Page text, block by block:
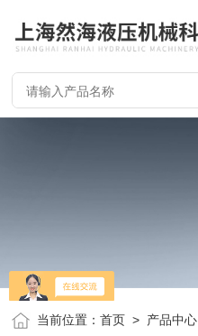
当前位置：首页 > 产品中心